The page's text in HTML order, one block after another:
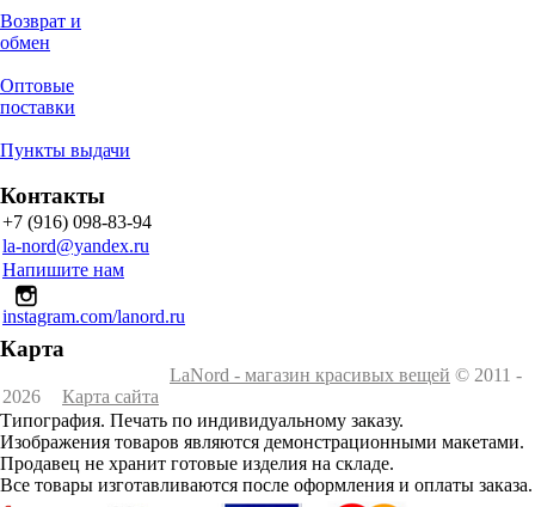
Возврат и
обмен
Оптовые
поставки
Пункты выдачи
Контакты
+7 (916) 098-83-94
la-nord@yandex.ru
Напишите нам
instagram.com/lanord.ru
Карта
LaNord - магазин красивых вещей © 2011 -
2026
Карта сайта
Типография. Печать по индивидуальному заказу.
Изображения товаров являются демонстрационными макетами.
Продавец не хранит готовые изделия на складе.
Все товары изготавливаются после оформления и оплаты заказа.